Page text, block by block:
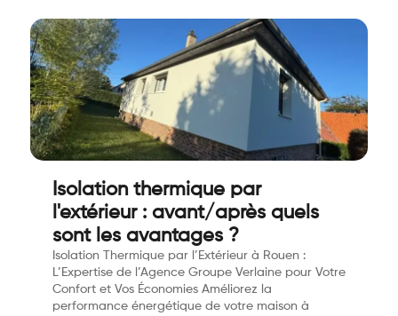
Isolation thermique par
l'extérieur : avant/après quels
sont les avantages ?
Isolation Thermique par l’Extérieur à Rouen :
L’Expertise de l’Agence Groupe Verlaine pour Votre
Confort et Vos Économies Améliorez la
performance énergétique de votre maison à